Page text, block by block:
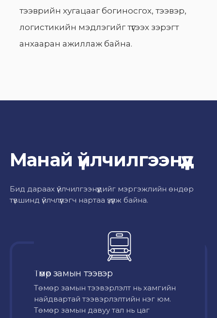
тээврийн хугацааг богиносгох, тээвэр,
логистикийн мэдлэгийг түгээх зэрэгт
анхааран ажиллаж байна.
Манай үйлчилгээнүүд
Бид дараах үйлчилгээнүүдийг мэргэжлийн өндөр
түвшинд үйлчлүүлэгч нартаа үзүүлж байна.
Төмөр замын тээвэр
Төмөр замын тээвэрлэлт нь хамгийн
найдвартай тээвэрлэлтийн нэг юм.
Төмөр замын давуу тал нь цаг